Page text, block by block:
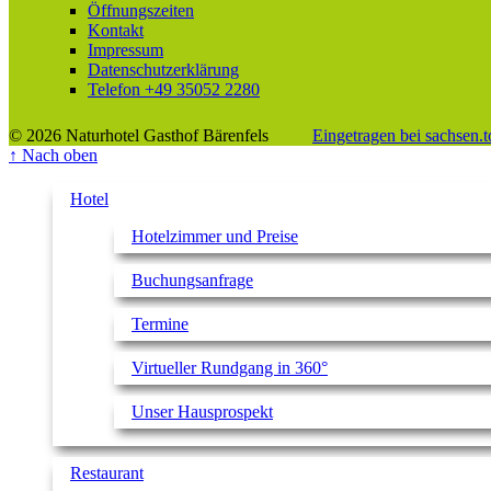
Öffnungszeiten
Kontakt
Impressum
Datenschutzerklärung
Telefon +49 35052 2280
© 2026 Naturhotel Gasthof Bärenfels Eingetragen bei
↑ Nach oben
Hotel
Hotelzimmer und Preise
Buchungsanfrage
Termine
Virtueller Rundgang in 360°
Unser Hausprospekt
Restaurant